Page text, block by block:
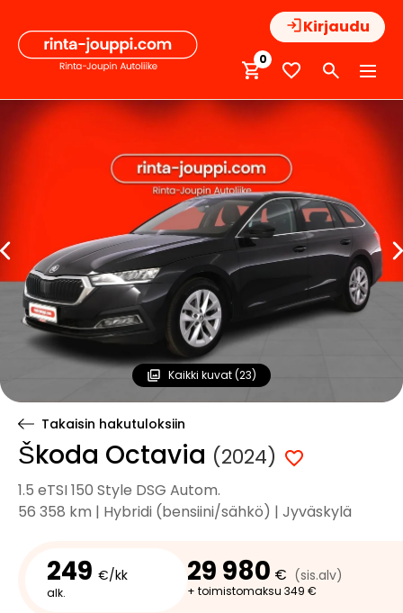
sisältöön
Kirjaudu
0
Kaikki kuvat (23)
Takaisin hakutuloksiin
Škoda Octavia (2024)
1.5 eTSI 150 Style DSG Autom.
56 358 km | Hybridi (bensiini/sähkö) | Jyväskylä
249 €/kk
alk.
29 980 € (sis.alv)
+ toimistomaksu 349 €